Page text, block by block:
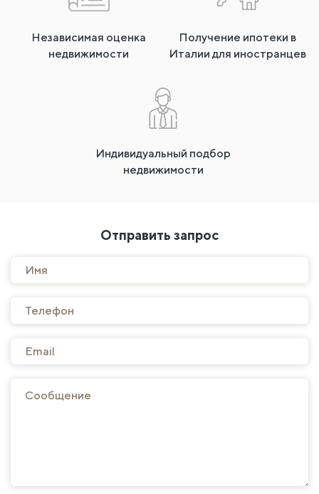
Независимая оценка
недвижимости
Получение ипотеки в
Италии для иностранцев
Индивидуальный подбор
недвижимости
Отправить запрос